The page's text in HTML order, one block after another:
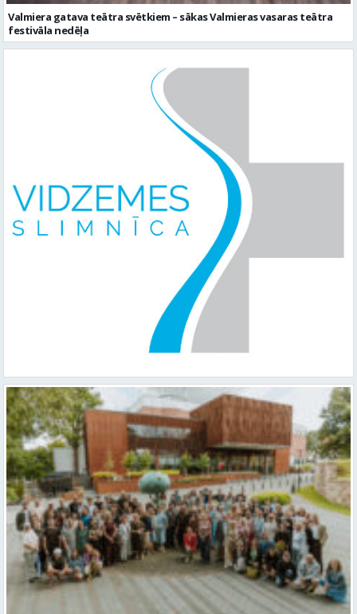
Valmiera gatava teātra svētkiem – sākas Valmieras vasaras teātra
festivāla nedēļa